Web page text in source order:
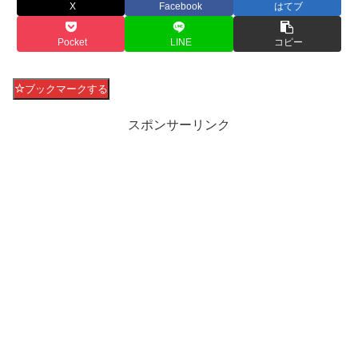
X Facebook はてブ
Pocket LINE コピー
ブックマークする
スポンサーリンク